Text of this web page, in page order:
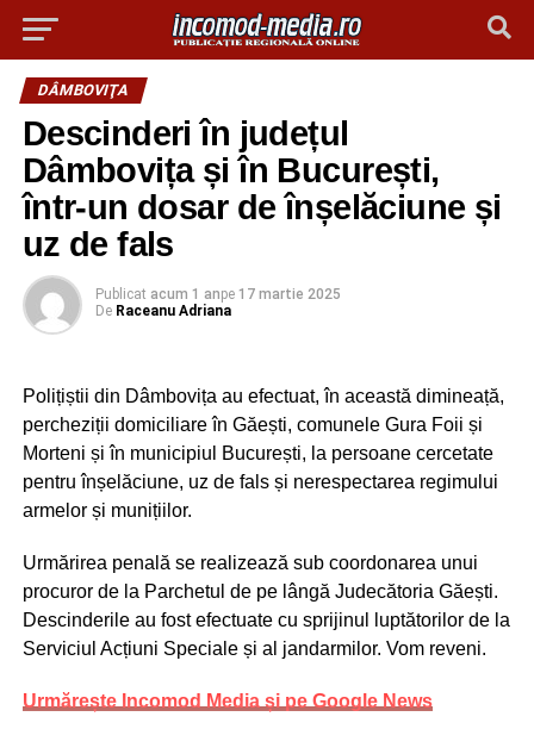
DÂMBOVIŢA
Descinderi în județul
Dâmbovița și în București,
într-un dosar de înșelăciune și
uz de fals
Publicat acum 1 anpe 17 martie 2025
De Raceanu Adriana
Polițiștii din Dâmbovița au efectuat, în această dimineață,
percheziții domiciliare în Găești, comunele Gura Foii și
Morteni și în municipiul București, la persoane cercetate
pentru înșelăciune, uz de fals și nerespectarea regimului
armelor și munițiilor.
Urmărirea penală se realizează sub coordonarea unui
procuror de la Parchetul de pe lângă Judecătoria Găești.
Descinderile au fost efectuate cu sprijinul luptătorilor de la
Serviciul Acțiuni Speciale și al jandarmilor. Vom reveni.
Urmărește Incomod Media și pe Google News